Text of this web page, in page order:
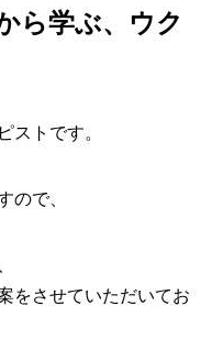
ら学ぶ、ウク
ストです。
ので、
をさせていただいてお